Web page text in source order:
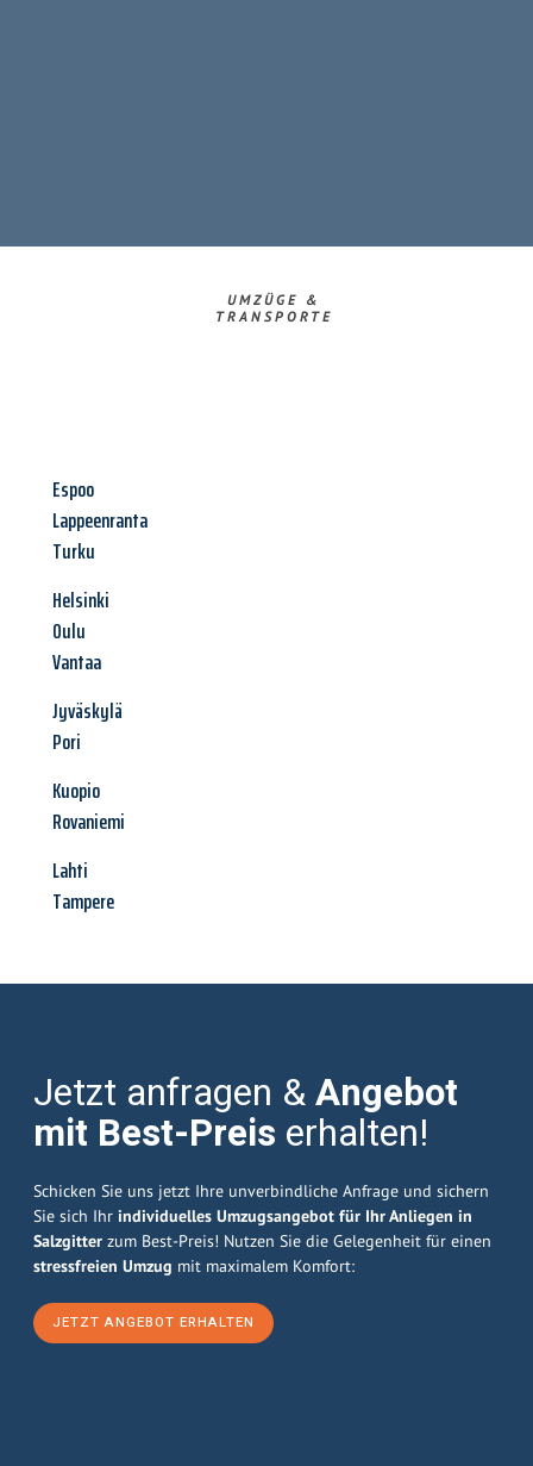
UMZÜGE &
TRANSPORTE
Espoo
Lappeenranta
Turku
Helsinki
Oulu
Vantaa
Jyväskylä
Pori
Kuopio
Rovaniemi
Lahti
Tampere
Jetzt anfragen &Angebot
mit Best-Preis erhalten!
Schicken Sie uns jetzt Ihre unverbindliche Anfrage und sichern
Sie sich Ihr individuelles Umzugsangebot für Ihr Anliegen in
Salzgitter zum Best-Preis! Nutzen Sie die Gelegenheit für einen
stressfreien Umzug mit maximalem Komfort:
JETZT ANGEBOT ERHALTEN